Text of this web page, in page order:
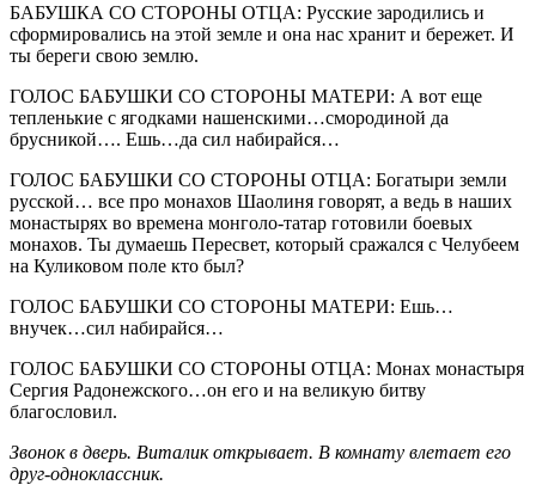
БАБУШКА СО СТОРОНЫ ОТЦА: Русские зародились и
сформировались на этой земле и она нас хранит и бережет. И
ты береги свою землю.
ГОЛОС БАБУШКИ СО СТОРОНЫ МАТЕРИ: А вот еще
тепленькие с ягодками нашенскими…смородиной да
брусникой…. Ешь…да сил набирайся…
ГОЛОС БАБУШКИ СО СТОРОНЫ ОТЦА: Богатыри земли
русской… все про монахов Шаолиня говорят, а ведь в наших
монастырях во времена монголо-татар готовили боевых
монахов. Ты думаешь Пересвет, который сражался с Челубеем
на Куликовом поле кто был?
ГОЛОС БАБУШКИ СО СТОРОНЫ МАТЕРИ: Ешь…
внучек…сил набирайся…
ГОЛОС БАБУШКИ СО СТОРОНЫ ОТЦА: Монах монастыря
Сергия Радонежского…он его и на великую битву
благословил.
Звонок в дверь. Виталик открывает. В комнату влетает его
друг-одноклассник.